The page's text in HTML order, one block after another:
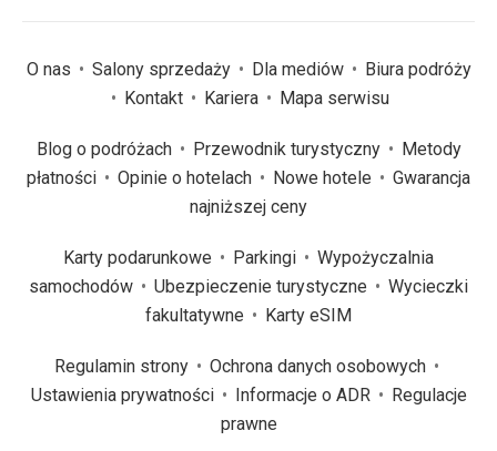
O nas Salony sprzedaży Dla mediów
Biura podróży
Kontakt
Kariera Mapa serwisu
Blog o podróżach Przewodnik turystyczny
Metody
płatności
Opinie o hotelach Nowe hotele
Gwarancja
najniższej ceny
Karty podarunkowe Parkingi
Wypożyczalnia
samochodów
Ubezpieczenie turystyczne
Wycieczki
fakultatywne
Karty eSIM
Regulamin strony
Ochrona danych osobowych
Ustawienia prywatności
Informacje o ADR
Regulacje
prawne